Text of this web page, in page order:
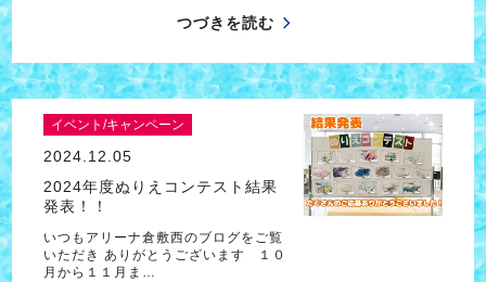
つづきを読む
イベント/キャンペーン
2024.12.05
2024年度ぬりえコンテスト結果
発表！！
いつもアリーナ倉敷西のブログをご覧
いただき ありがとうございます １０
月から１１月ま…